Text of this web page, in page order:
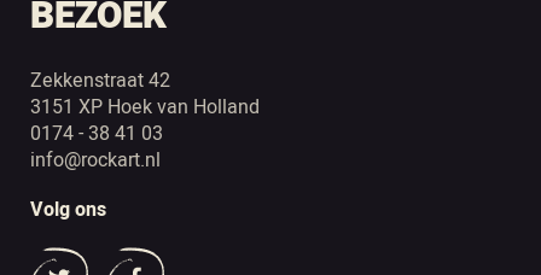
BEZOEK
Zekkenstraat 42
3151 XP Hoek van Holland
0174 - 38 41 03
info@rockart.nl
Volg ons